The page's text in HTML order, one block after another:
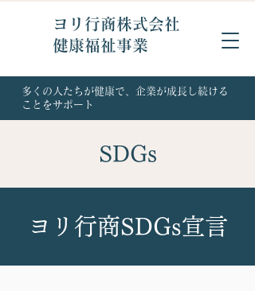
ヨリ行商株式会社
健康福祉事業
多くの人たちが健康で、企業が成長し続ける
ことをサポート
SDGs
ヨリ行商SDGs宣言